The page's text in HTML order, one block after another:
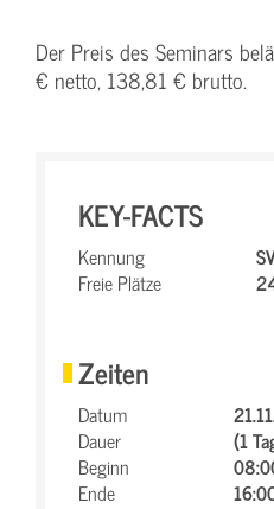
Der Preis des Seminars
€ netto, 138,81 € brutto.
KEY-FACTS
Kennung
Freie Plätze
Zeiten
Datum
Dauer
(1
Beginn
Ende